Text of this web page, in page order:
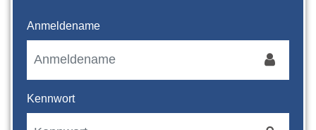
Anmeldename
Kennwort